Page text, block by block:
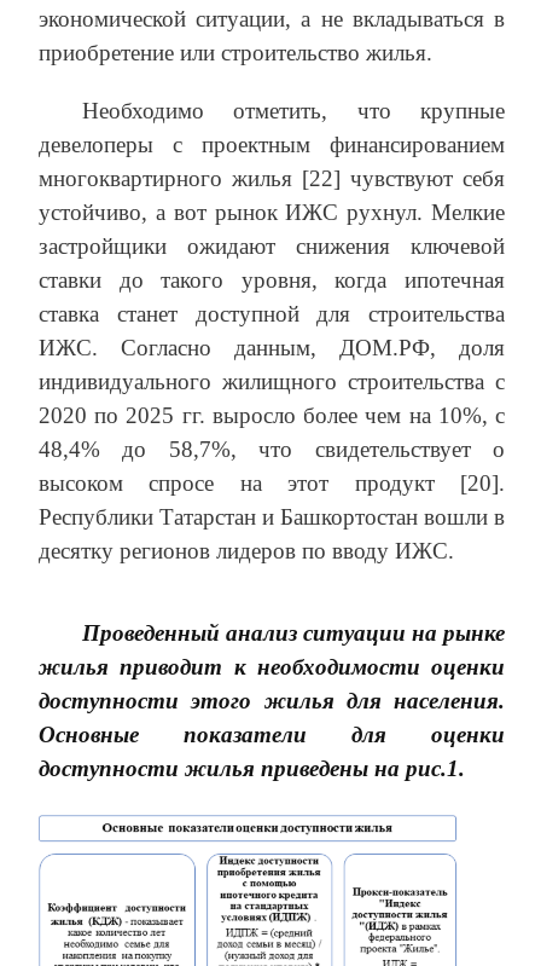
экономической ситуации, а не вкладываться в
приобретение или строительство жилья.
Необходимо отметить, что крупные
девелоперы с проектным финансированием
многоквартирного жилья [22] чувствуют себя
устойчиво, а вот рынок ИЖС рухнул. Мелкие
застройщики ожидают снижения ключевой
ставки до такого уровня, когда ипотечная
ставка станет доступной для строительства
ИЖС. Согласно данным, ДОМ.РФ, доля
индивидуального жилищного строительства с
2020 по 2025 гг. выросло более чем на 10%, с
48,4% до 58,7%, что свидетельствует о
высоком спросе на этот продукт [20].
Республики Татарстан и Башкортостан вошли в
десятку регионов лидеров по вводу ИЖС.
Проведенный анализ ситуации на рынке
жилья приводит к необходимости оценки
доступности этого жилья для населения.
Основные показатели для оценки
доступности жилья приведены на рис.1.